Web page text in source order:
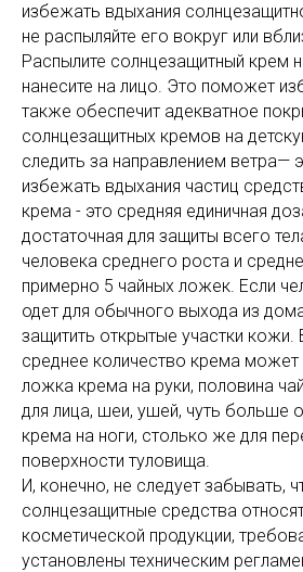
избежать вдыхания
не распыляйте его вокруг или
Распылите солнцезащитный крем
нанесите на лицо. Это поможет
также обеспечит адекватное
солнцезащитных кремов на
следить за направлением ветра—
избежать вдыхания частиц
крема - это средняя единичная
достаточная для защиты всего
человека среднего роста и
примерно 5 чайных ложек. Если
одет для обычного выхода из
защитить открытые участки кожи.
среднее количество крема может
ложка крема на руки, половина
для лица, шеи, ушей, чуть больше
крема на ноги, столько же для
поверхности туловища.
И, конечно, не следует забывать,
солнцезащитные средства
косметической продукции,
установлены техническим